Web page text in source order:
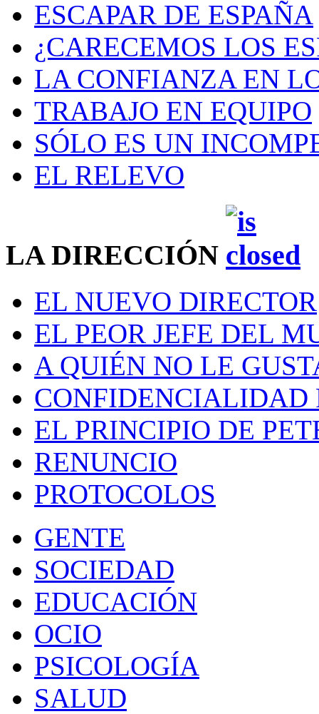
ESCAPAR DE ESPAÑA
¿CARECEMOS LOS
LA CONFIANZA EN
TRABAJO EN EQUIPO
SÓLO ES UN
EL RELEVO
LA DIRECCIÓN
EL NUEVO DIRECTOR
EL PEOR JEFE DEL
A QUIÉN NO LE
CONFIDENCIALIDAD
EL PRINCIPIO DE
RENUNCIO
PROTOCOLOS
GENTE
SOCIEDAD
EDUCACIÓN
OCIO
PSICOLOGÍA
SALUD